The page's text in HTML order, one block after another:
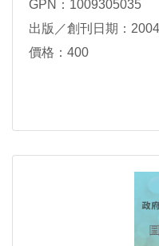
GPN：1009305035
出版／創刊日期：
價格：400